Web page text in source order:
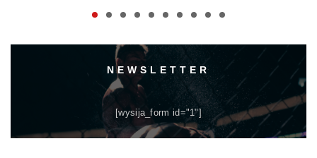
NEWSLETTER
[wysija_form id="1"]